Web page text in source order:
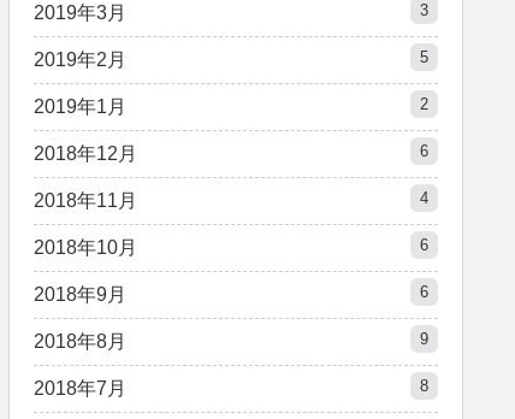
2019年3月 3
2019年2月 5
2019年1月 2
2018年12月 6
2018年11月 4
2018年10月 6
2018年9月 6
2018年8月 9
2018年7月 8